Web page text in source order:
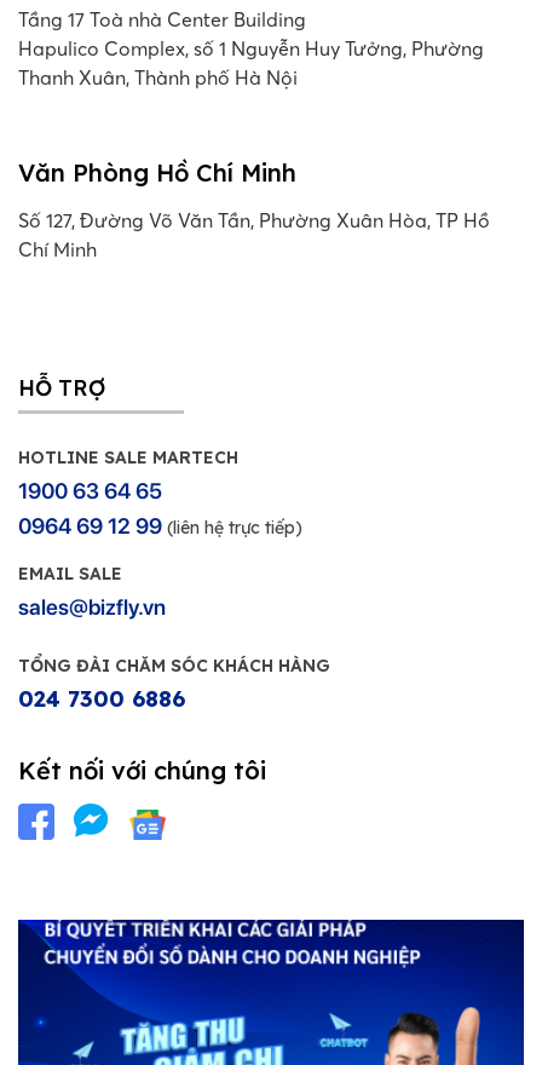
Tầng 17 Toà nhà Center Building
Hapulico Complex, số 1 Nguyễn Huy Tưởng, Phường
Thanh Xuân, Thành phố Hà Nội
Văn Phòng Hồ Chí Minh
Số 127, Đường Võ Văn Tần, Phường Xuân Hòa, TP Hồ
Chí Minh
HỖ TRỢ
HOTLINE SALE MARTECH
1900 63 64 65
0964 69 12 99 (liên hệ trực tiếp)
EMAIL SALE
sales@bizfly.vn
TỔNG ĐÀI CHĂM SÓC KHÁCH HÀNG
024 7300 6886
Kết nối với chúng tôi